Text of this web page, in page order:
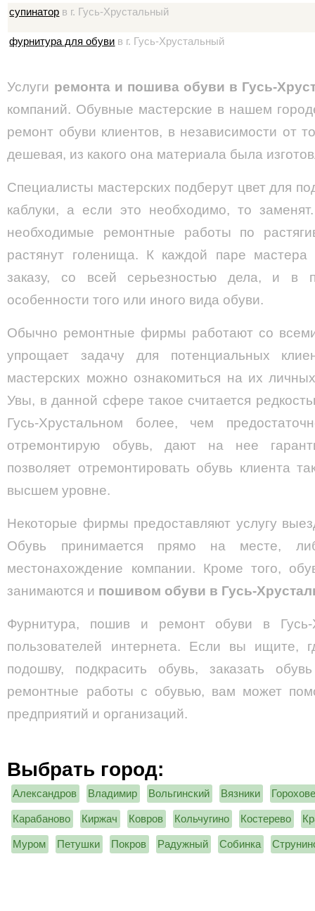
супинатор в г. Гусь-Хрустальный
фурнитура для обуви в г. Гусь-Хрустальный
Услуги ремонта и пошива обуви в Гусь-
компаний. Обувные мастерские в нашем
ремонт обуви клиентов, в независимости от
дешевая, из какого она материала была
Специалисты мастерских подберут цвет для
каблуки, а если это необходимо, то
необходимые ремонтные работы по
растянут голенища. К каждой паре мастера
заказу, со всей серьезностью дела, и в
особенности того или иного вида обуви.
Обычно ремонтные фирмы работают со
упрощает задачу для потенциальных
мастерских можно ознакомиться на их
Увы, в данной сфере такое считается
Гусь-Хрустальном более, чем
отремонтирую обувь, дают на нее
позволяет отремонтировать обувь клиента
высшем уровне.
Некоторые фирмы предоставляют услугу
Обувь принимается прямо на месте,
местонахождение компании. Кроме того,
занимаются и пошивом обуви в Гусь-
Фурнитура, пошив и ремонт обуви в Гусь-
пользователей интернета. Если вы ищите,
подошву, подкрасить обувь, заказать
ремонтные работы с обувью, вам может
предприятий и организаций.
Выбрать город:
Александров Владимир Вольгинский Вязники
Карабаново Киржач Ковров Кольчугино Костерево
Муром Петушки Покров Радужный Собинка